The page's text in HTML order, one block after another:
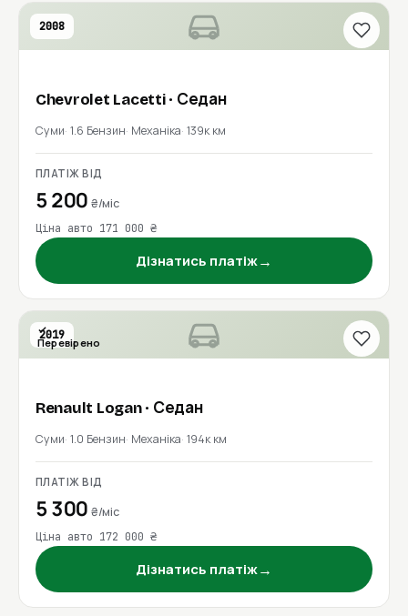
2008
Chevrolet Lacetti· Седан
Суми 1.6 Бензин Механіка 139к км
ПЛАТІЖ ВІД
5 200₴/міс
Ціна авто 171 000 ₴
Дізнатись платіж→
2019
Перевірено
Renault Logan· Седан
Суми 1.0 Бензин Механіка 194к км
ПЛАТІЖ ВІД
5 300₴/міс
Ціна авто 172 000 ₴
Дізнатись платіж→